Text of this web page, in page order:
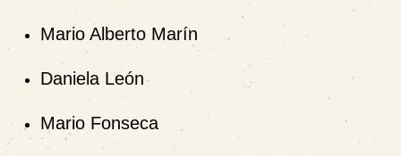
Mario Alberto Marín
Daniela León
Mario Fonseca